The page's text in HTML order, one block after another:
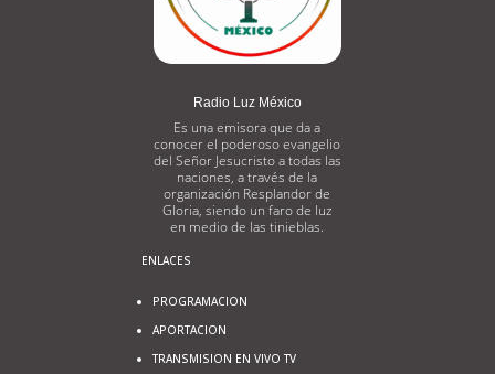
Radio Luz México
Es una emisora que da a
conocer el poderoso evangelio
del Señor Jesucristo a todas las
naciones, a través de la
organización Resplandor de
Gloria, siendo un faro de luz
en medio de las tinieblas.
ENLACES
PROGRAMACION
APORTACION
TRANSMISION EN VIVO TV